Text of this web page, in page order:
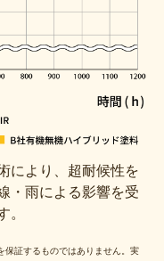
により、超耐候性を
・雨による影響を受
証するものではありません。実